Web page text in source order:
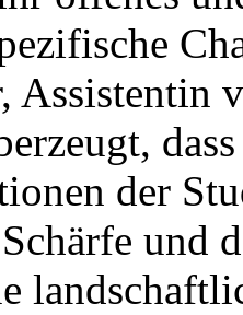
Assistentin
der
und